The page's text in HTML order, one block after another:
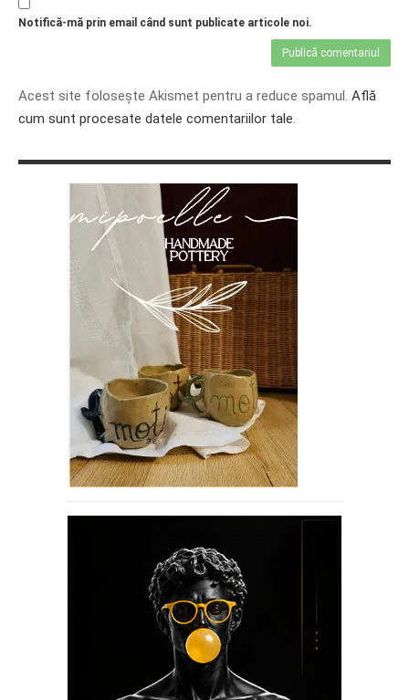
Notifică-mă prin email când sunt publicate articole noi.
Acest site folosește Akismet pentru a reduce spamul. Află
cum sunt procesate datele comentariilor tale.